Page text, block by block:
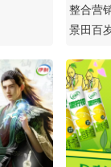
整合营
景田百